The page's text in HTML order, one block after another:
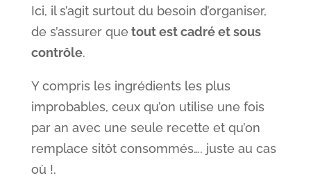
Ici, il s’agit surtout du besoin d’organiser,
de s’assurer que tout est cadré et sous
contrôle.
Y compris les ingrédients les plus
improbables, ceux qu’on utilise une fois
par an avec une seule recette et qu’on
remplace sitôt consommés…. juste au cas
où !.